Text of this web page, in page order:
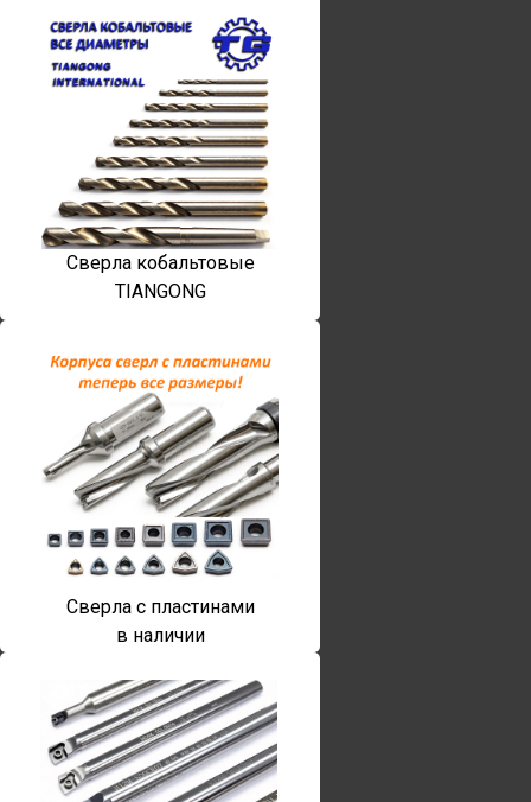
Сверла кобальтовые
TIANGONG
Сверла с пластинами
в наличии